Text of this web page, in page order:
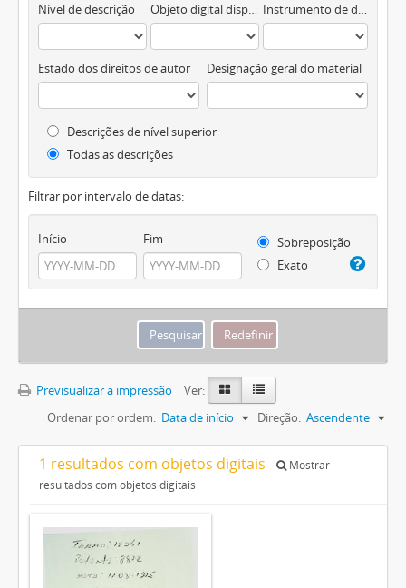
Nível de descrição Objeto digital disponível Instrumento de descrição documental
Estado dos direitos de autor Designação geral do material
Descrições de nível superior
Todas as descrições
Filtrar por intervalo de datas:
Início Fim
Sobreposição
Exato
Previsualizar a impressão
Ver:
Ordenar por ordem: Data de início Direção: Ascendente
1 resultados com objetos digitais
Mostrar
resultados com objetos digitais